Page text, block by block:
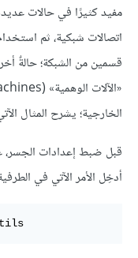
مفيد كثيرًا في حالات
قسمين من الشبكة؛ حالةٌ
الخارجية؛ يشرح المثال
قبل ضبط إعدادات
أدخِل الأمر الآتي في